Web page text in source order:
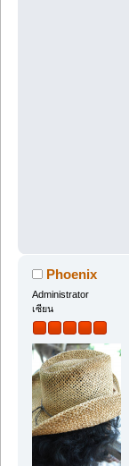
Phoenix
Administrator
เซียน